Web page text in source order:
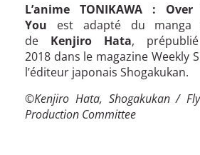
L’anime TONIKAWA :
You est adapté du manga
de Kenjiro Hata,
2018 dans le magazine Weekly
l’éditeur japonais Shogakukan.
©Kenjiro Hata, Shogakukan /
Production Committee